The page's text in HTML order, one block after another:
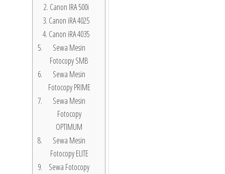
Canon IRA 500i
Canon iRA 4025
Canon iRA 4035
Sewa Mesin
Fotocopy SMB
Sewa Mesin
Fotocopy PRIME
Sewa Mesin
Fotocopy
OPTIMUM
Sewa Mesin
Fotocopy ELITE
Sewa Fotocopy